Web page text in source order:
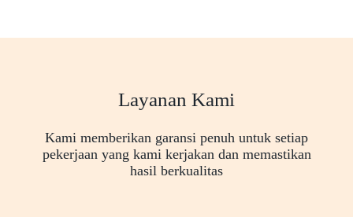
Layanan Kami
Kami memberikan garansi penuh untuk setiap
pekerjaan yang kami kerjakan dan memastikan
hasil berkualitas